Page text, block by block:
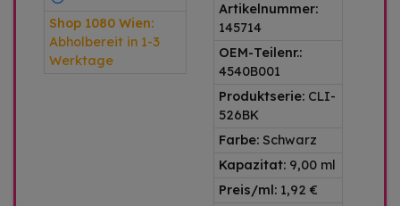
Shop 1080 Wien:
Abholbereit in 1-3
Werktage
Artikelnummer:
145714
OEM-Teilenr.:
4540B001
Produktserie: CLI-
526BK
Farbe: Schwarz
Kapazitat: 9,00 ml
Preis/ml: 1,92 €